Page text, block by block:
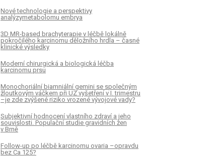
Nové technologie a perspektivy
analýzymetabolomu embrya
3D MR-based brachyterapie v léčbě lokálně
pokročilého karcinomu děložního hrdla – časné
klinické výsledky
Moderní chirurgická a biologická léčba
karcinomu prsu
Monochoriální biamniální gemini se společným
žloutkovým váčkem při UZ vyšetření v I. trimestru
–je zde zvýšené riziko vrozené vývojové vady?
Subjektivní hodnocení vlastního zdraví a jeho
souvislosti. Populační studie gravidních žen
v Brně
Follow-up po léčbě karcinomu ovaria –opravdu
bez Ca 125?